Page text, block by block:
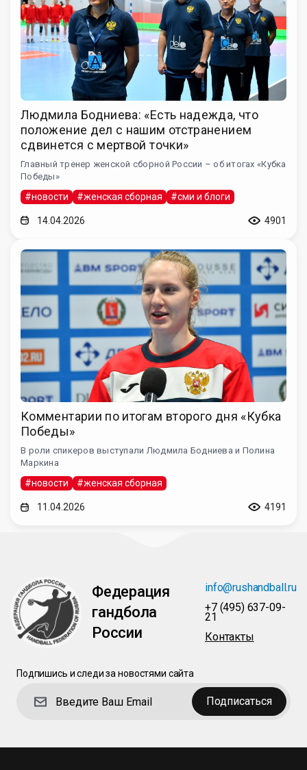
Людмила Бодниева: «Есть надежда, что
положение дел с нашим отстранением
сдвинется с мертвой точки»
Главный тренер женской сборной России – об итогах «Кубка
Победы»
#новости #женская сборная #сми и блоги
14.04.2026 4901
Комментарии по итогам второго дня «Кубка
Победы»
В роли спикеров выступали Людмила Бодниева и Полина
Маркина
#новости #женская сборная
11.04.2026 4191
Федерация
гандбола
России
info@rushandball.ru
+7 (495) 637-09-
21
Контакты
Подпишись и следи за новостями сайта
Подписаться